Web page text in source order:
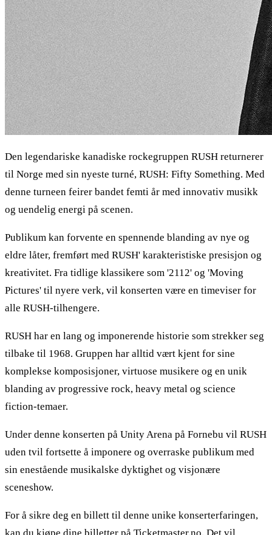
Den legendariske kanadiske rockegruppen RUSH returnerer
til Norge med sin nyeste turné, RUSH: Fifty Something. Med
denne turneen feirer bandet femti år med innovativ musikk
og uendelig energi på scenen.
Publikum kan forvente en spennende blanding av nye og
eldre låter, fremført med RUSH' karakteristiske presisjon og
kreativitet. Fra tidlige klassikere som '2112' og 'Moving
Pictures' til nyere verk, vil konserten være en timeviser for
alle RUSH-tilhengere.
RUSH har en lang og imponerende historie som strekker seg
tilbake til 1968. Gruppen har alltid vært kjent for sine
komplekse komposisjoner, virtuose musikere og en unik
blanding av progressive rock, heavy metal og science
fiction-temaer.
Under denne konserten på Unity Arena på Fornebu vil RUSH
uden tvil fortsette å imponere og overraske publikum med
sin enestående musikalske dyktighet og visjonære
sceneshow.
For å sikre deg en billett til denne unike konserterfaringen,